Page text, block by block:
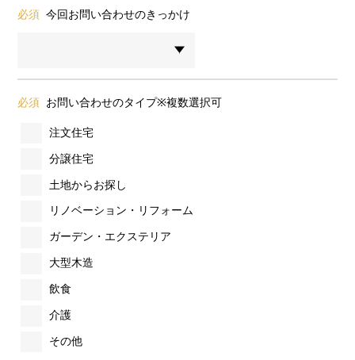
必須 今回お問い合わせのきっかけ
必須 お問い合わせのタイプ※複数選択可
注文住宅
分譲住宅
土地からお探し
リノベーション・リフォーム
ガーデン・エクステリア
大型木造
飲食
介護
その他